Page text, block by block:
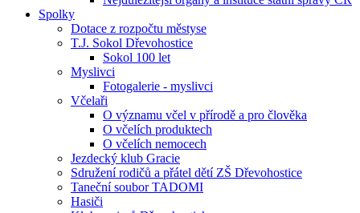
Spolky
Dotace z rozpočtu městyse
T.J. Sokol Dřevohostice
Sokol 100 let
Myslivci
Fotogalerie - myslivci
Včelaři
O významu včel v přírodě a pro člověka
O včelích produktech
O včelích nemocech
Jezdecký klub Gracie
Sdružení rodičů a přátel dětí ZŠ Dřevohostice
Taneční soubor TADOMI
Hasiči